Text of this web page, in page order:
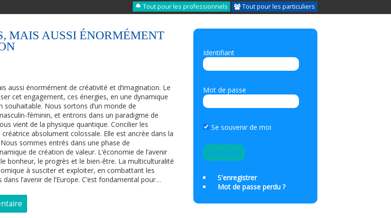
Tout pour les professionnels Tout pour les particuliers
MAIS AUSSI ÉNORMÉMENT
aussi énormément de créativité et d’imagination. Le
cet engagement, ces énergies, en une dynamique
Nous sortons d’un monde de
féminin, et entrons dans un paradigme de
vient de la physique quantique. Concilier les
absolument colossale. Elle est ancrée dans la
sommes entrés dans une phase de
de création de valeur. L’économie de l’avenir
bonheur, le progrès et le bien-être. La multiculturalité
à susciter et exploiter, en combattant les
l’avenir de l’Europe. C’est fondamental pour…
Identifiant
Mot de passe
Se souvenir de moi
S'enregistrer
Mot de passe perdu ?